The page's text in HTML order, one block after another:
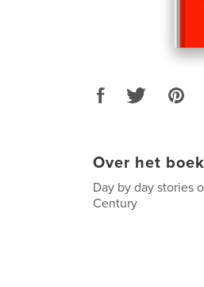
Over het boek
Day by day stories
Century